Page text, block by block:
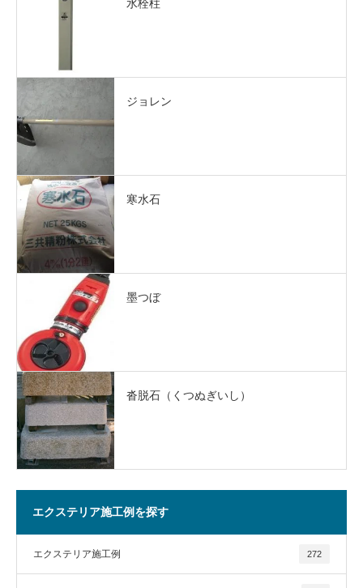
水栓柱
ジョレン
寒水石
墨つぼ
沓脱石（くつぬぎいし）
エクステリア施工例を探す
エクステリア施工例 272